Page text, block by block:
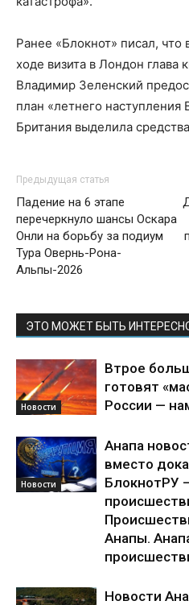
Ранее «Блокнот» писал,
ходе визита в Лондон глава
Владимир Зеленский
план «летнего наступления
Британия выделила
Предыдущая статья
Падение на 6 этапе
перечеркнуло шансы Оскара
Онли на борьбу за подиум
Тура Овернь-Рона-
Альпы-2026
ЭТО МОЖЕТ БЫТЬ
Новости
Втрое
готовят
России —
Новости
Анапа
вместо
БлокнотРУ
Анапы.
Новости